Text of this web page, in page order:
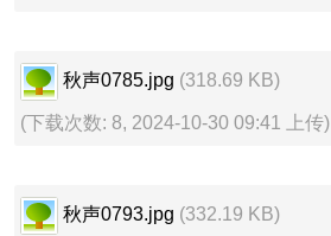
秋声0785.jpg (318.69 KB)
(下载次数: 8, 2024-10-30 09:41 上传)
秋声0793.jpg (332.19 KB)